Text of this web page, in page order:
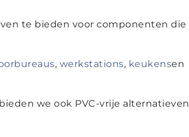
te bieden voor componenten die
, werkstations, keukensen
we ook PVC-vrije alternatieven